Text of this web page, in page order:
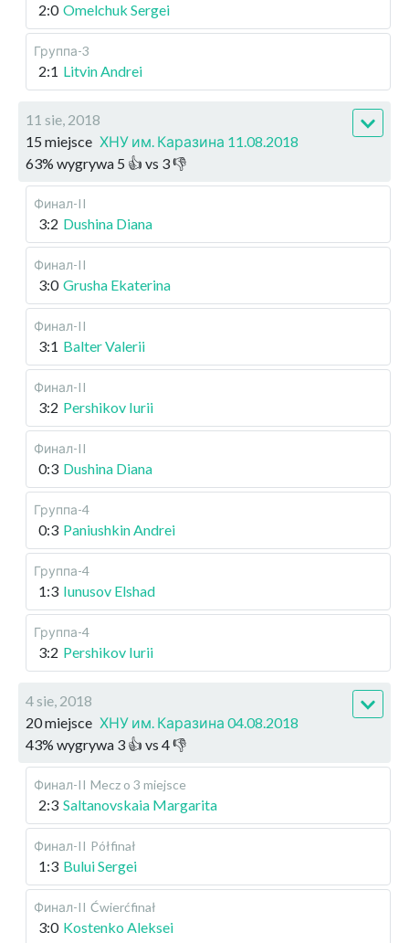
2:0 Omelchuk Sergei
Группа-3
2:1 Litvin Andrei
11 sie, 2018
15 miejsce ХНУ им. Каразина 11.08.2018
63% wygrywa 5 👍 vs 3👎
Финал-II
3:2 Dushina Diana
Финал-II
3:0 Grusha Ekaterina
Финал-II
3:1 Balter Valerii
Финал-II
3:2 Pershikov Iurii
Финал-II
0:3 Dushina Diana
Группа-4
0:3 Paniushkin Andrei
Группа-4
1:3 Iunusov Elshad
Группа-4
3:2 Pershikov Iurii
4 sie, 2018
20 miejsce ХНУ им. Каразина 04.08.2018
43% wygrywa 3 👍 vs 4👎
Финал-II Mecz o 3 miejsce
2:3 Saltanovskaia Margarita
Финал-II Półfinał
1:3 Bului Sergei
Финал-II Ćwierćfinał
3:0 Kostenko Aleksei